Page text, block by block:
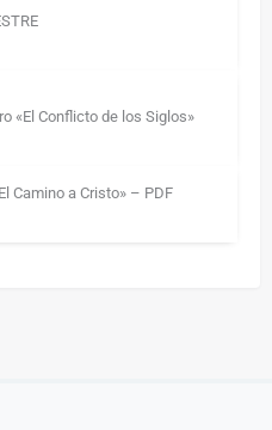
«El Conflicto de los Siglos»
Camino a Cristo» – PDF